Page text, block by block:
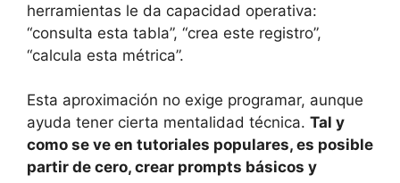
herramientas le da capacidad operativa:
“consulta esta tabla”, “crea este registro”,
“calcula esta métrica”.
Esta aproximación no exige programar, aunque
ayuda tener cierta mentalidad técnica. Tal y
como se ve en tutoriales populares, es posible
partir de cero, crear prompts básicos y